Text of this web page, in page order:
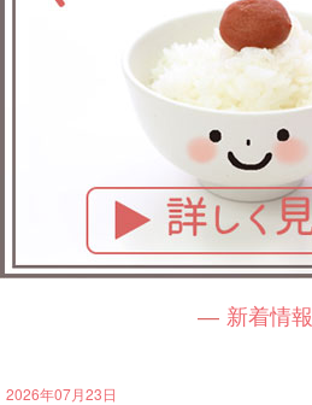
新着情報
2026年07月23日